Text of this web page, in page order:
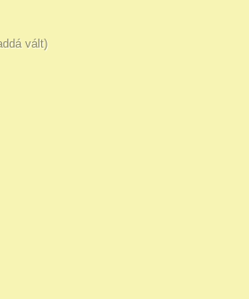
vált)